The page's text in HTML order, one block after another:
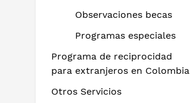
Observaciones becas
Programas especiales
Programa de reciprocidad
para extranjeros en Colombia
Otros Servicios